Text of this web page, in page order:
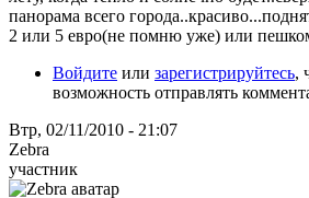
панорама всего
2 или 5 евро(не помню уже) или
Войдите или зарегистрируйтесь,
возможность отправлять
Втр, 02/11/2010 - 21:07
Zebra
участник